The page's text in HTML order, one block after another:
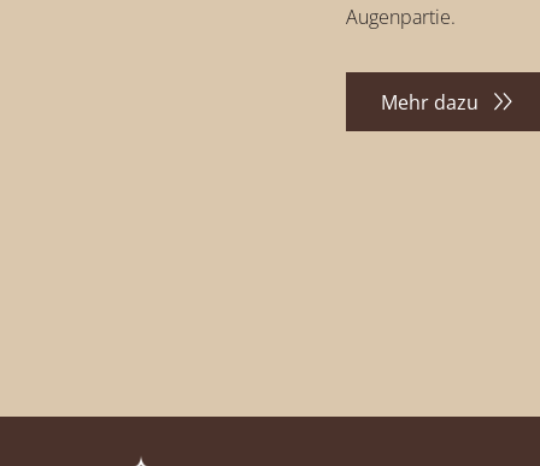
Augenpartie.
Mehr dazu